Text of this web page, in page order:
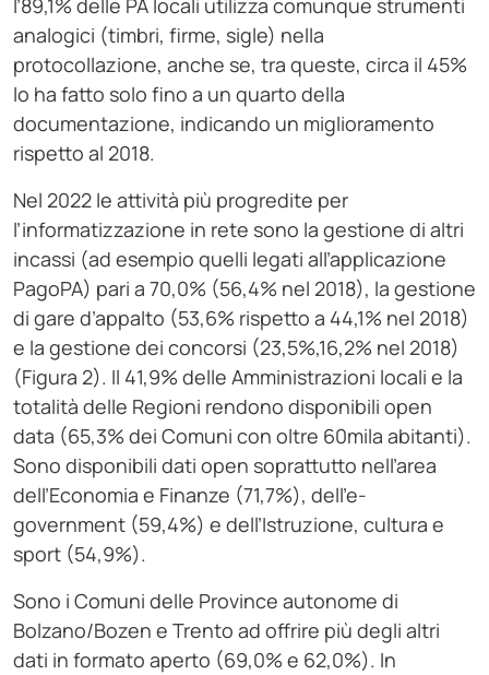
l’89,1% delle PA locali utilizza comunque strumenti
analogici (timbri, firme, sigle) nella
protocollazione, anche se, tra queste, circa il 45%
lo ha fatto solo fino a un quarto della
documentazione, indicando un miglioramento
rispetto al 2018.
Nel 2022 le attività più progredite per
l’informatizzazione in rete sono la gestione di altri
incassi (ad esempio quelli legati all’applicazione
PagoPA) pari a 70,0% (56,4% nel 2018), la gestione
di gare d’appalto (53,6% rispetto a 44,1% nel 2018)
e la gestione dei concorsi (23,5%,16,2% nel 2018)
(Figura 2). Il 41,9% delle Amministrazioni locali e la
totalità delle Regioni rendono disponibili open
data (65,3% dei Comuni con oltre 60mila abitanti).
Sono disponibili dati open soprattutto nell’area
dell’Economia e Finanze (71,7%), dell’e-
government (59,4%) e dell’Istruzione, cultura e
sport (54,9%).
Sono i Comuni delle Province autonome di
Bolzano/Bozen e Trento ad offrire più degli altri
dati in formato aperto (69,0% e 62,0%). In